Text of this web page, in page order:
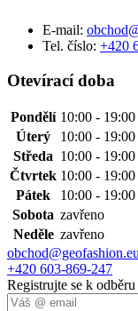
E-mail:
Tel. číslo: +420
Otevírací doba
Pondělí 10:00 - 19:00
Úterý
10:00 - 19:00
Středa 10:00 - 19:00
Čtvrtek 10:00 - 19:00
Pátek
10:00 - 19:00
Sobota zavřeno
Neděle zavřeno
obchod@geofashion.eu
+420 603-869-247
Registrujte se k